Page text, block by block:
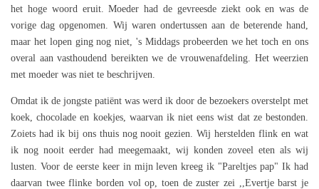
het hoge woord eruit. Moeder had de gevreesde ziekt ook en was de
vorige dag opgenomen. Wij waren ondertussen aan de beterende hand,
maar het lopen ging nog niet, 's Middags probeerden we het toch en ons
overal aan vasthoudend bereikten we de vrouwenafdeling. Het weerzien
met moeder was niet te beschrijven.
Omdat ik de jongste patiënt was werd ik door de bezoekers overstelpt met
koek, chocolade en koekjes, waarvan ik niet eens wist dat ze bestonden.
Zoiets had ik bij ons thuis nog nooit gezien. Wij herstelden flink en wat
ik nog nooit eerder had meegemaakt, wij konden zoveel eten als wij
lusten. Voor de eerste keer in mijn leven kreeg ik "Pareltjes pap" Ik had
daarvan twee flinke borden vol op, toen de zuster zei ,,Evertje barst je